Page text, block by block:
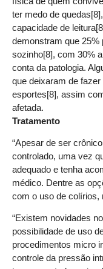
ter medo de
capacidade de
demonstram que 25%
sozinho[8], com 30%
conta da patologia.
que deixaram de
esportes[8], assim
afetada.
Tratamento
“Apesar de ser
controlado, uma vez
adequado e tenha
médico. Dentre as
com o uso de colírios,
“Existem novidades
possibilidade de uso
procedimentos micro
controle da pressão